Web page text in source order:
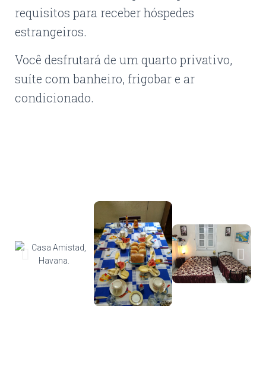
requisitos para receber hóspedes
estrangeiros.
Você desfrutará de um quarto privativo,
suíte com banheiro, frigobar e ar
condicionado.